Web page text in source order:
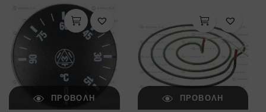
ΠΡΟΒΟΛΉ ΠΡΟΒΟΛΉ